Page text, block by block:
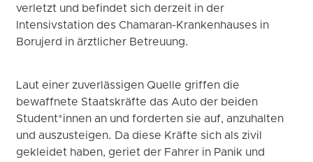
verletzt und befindet sich derzeit in der
Intensivstation des Chamaran-Krankenhauses in
Borujerd in ärztlicher Betreuung.
Laut einer zuverlässigen Quelle griffen die
bewaffnete Staatskräfte das Auto der beiden
Student*innen an und forderten sie auf, anzuhalten
und auszusteigen. Da diese Kräfte sich als zivil
gekleidet haben, geriet der Fahrer in Panik und